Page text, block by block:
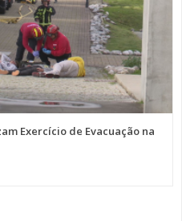
Exercício de Evacuação na